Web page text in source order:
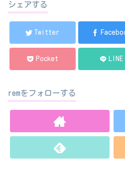
シェアする
Twitter
Pocket LINE
remをフォローする